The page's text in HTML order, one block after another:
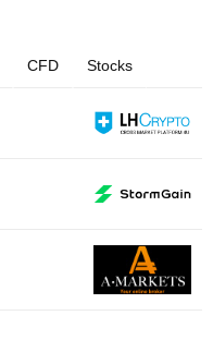
CFD Stocks